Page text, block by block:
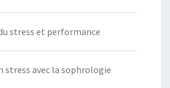
stress et performance
stress avec la sophrologie